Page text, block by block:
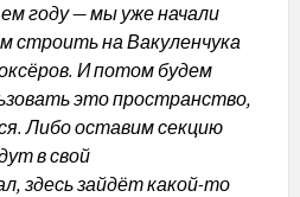
году — мы уже начали
строить на Вакуленчука
И потом будем
это пространство,
Либо оставим секцию
в свой
здесь зайдёт какой-то